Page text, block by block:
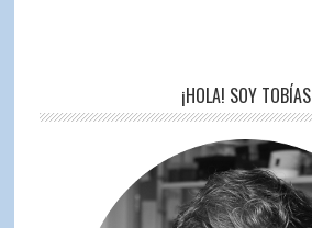
¡HOLA! SOY TOBÍAS